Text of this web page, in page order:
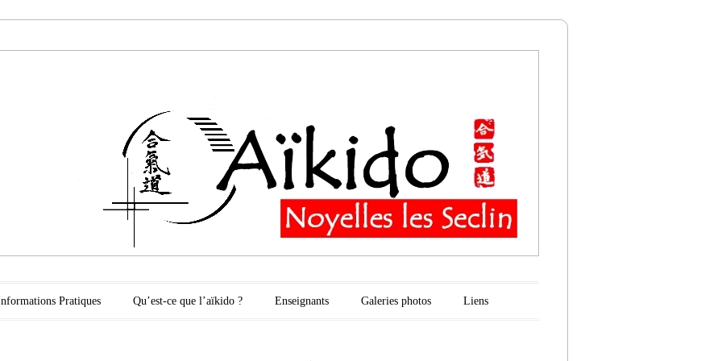
Pratiques Qu’est-ce que l’aïkido ? Enseignants Galeries photos Liens